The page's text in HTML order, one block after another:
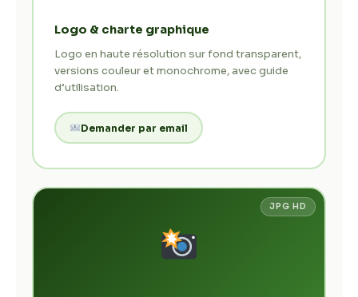
Logo & charte graphique
Logo en haute résolution sur fond transparent,
versions couleur et monochrome, avec guide
d’utilisation.
Demander par email
JPG HD